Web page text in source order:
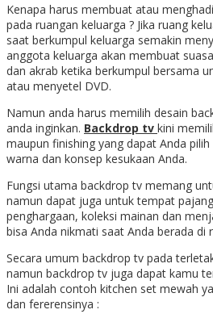
Kenapa harus membuat atau
pada ruangan keluarga ? Jika ruang
saat berkumpul keluarga semakin
anggota keluarga akan membuat
dan akrab ketika berkumpul bersama
atau menyetel DVD.
Namun anda harus memilih desain
anda inginkan. Backdrop tv kini
maupun finishing yang dapat Anda
warna dan konsep kesukaan Anda.
Fungsi utama backdrop tv memang
namun dapat juga untuk tempat
penghargaan, koleksi mainan dan
bisa Anda nikmati saat Anda berada di
Secara umum backdrop tv pada
namun backdrop tv juga dapat kamu
Ini adalah contoh kitchen set mewah
dan fererensinya :